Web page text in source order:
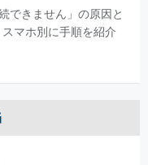
できません」の原因と
マホ別に手順を紹介